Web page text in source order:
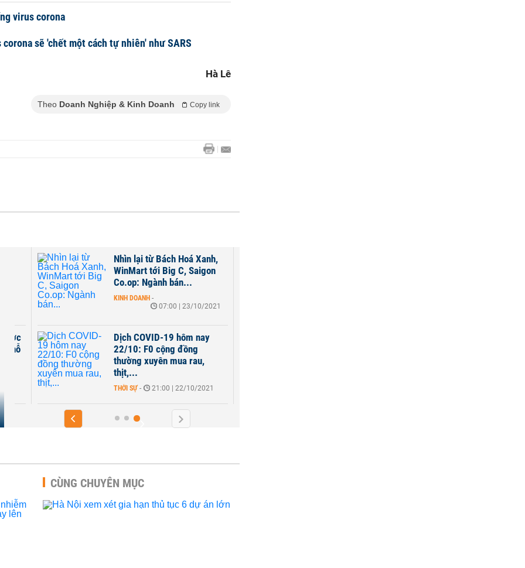
virus corona
sẽ 'chết một cách tự nhiên' như SARS
Hà Lê
Theo Doanh Nghiệp & Kinh Doanh Copy link
dược
hỗ
Nhìn lại từ Bách Hoá Xanh,
WinMart tới Big C, Saigon
Co.op: Ngành bán...
KINH DOANH -
07:00 | 23/10/2021
Dịch COVID-19 hôm nay
22/10: F0 cộng đồng
thường xuyên mua rau,
thịt,...
THỜI SỰ - 21:00 | 22/10/2021
CÙNG CHUYÊN MỤC